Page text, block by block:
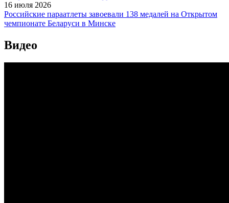
16 июля 2026
Российские параатлеты завоевали 138 медалей на Открытом
чемпионате Беларуси в Минске
Видео